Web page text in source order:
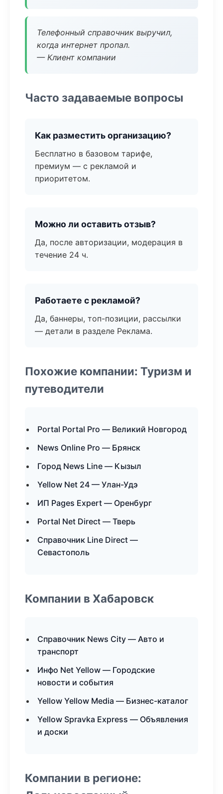
Телефонный справочник выручил,
когда интернет пропал.
— Клиент компании
Часто задаваемые вопросы
Как разместить организацию?
Бесплатно в базовом тарифе,
премиум — с рекламой и
приоритетом.
Можно ли оставить отзыв?
Да, после авторизации, модерация в
течение 24 ч.
Работаете с рекламой?
Да, баннеры, топ-позиции, рассылки
— детали в разделе Реклама.
Похожие компании: Туризм и
путеводители
Portal Portal Pro — Великий Новгород
News Online Pro — Брянск
Город News Line — Кызыл
Yellow Net 24 — Улан-Удэ
ИП Pages Expert — Оренбург
Portal Net Direct — Тверь
Справочник Line Direct —
Севастополь
Компании в Хабаровск
Справочник News City — Авто и
транспорт
Инфо Net Yellow — Городские
новости и события
Yellow Yellow Media — Бизнес-каталог
Yellow Spravka Express — Объявления
и доски
Компании в регионе: